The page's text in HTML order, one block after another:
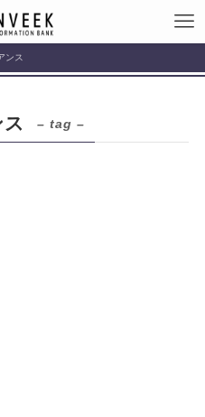
ンス
– tag –